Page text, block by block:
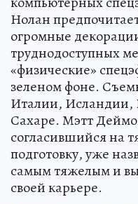
Нолан
огромные
труднодоступных
«физические»
зеленом фоне.
Италии, Исландии,
Сахаре. Мэтт
согласившийся на
подготовку, уже
самым тяжелым и
своей карьере.